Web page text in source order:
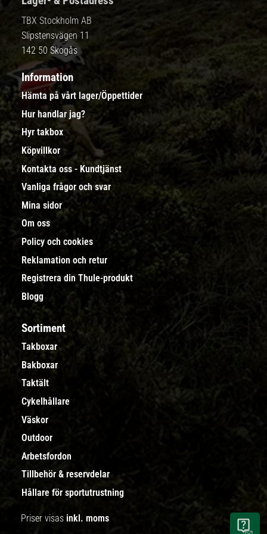
TBX Stockholm AB
Slipstensvägen 11
142 50 Skogås
Information
Hämta på vårt lager/Öppettider
Hur handlar jag?
Hyr takbox
Köpvillkor
Kontakta oss - Kundtjänst
Vanliga frågor och svar
Mina sidor
Om oss
Policy och cookies
Reklamation och retur
Registrera din Thule-produkt
Blogg
Sortiment
Takboxar
Bakboxar
Taktält
Cykelhållare
Väskor
Outdoor
Arbetsfordon
Tillbehör & reservdelar
Hållare för sportutrustning
Priser visas inkl. moms